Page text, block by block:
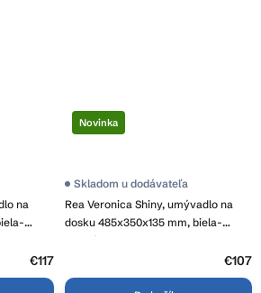
na
€117
Novinka
Rea Veronica Shiny, umývadlo na
dosku 485x350x135 mm, biela-
modrá, REA-U7890
Skladom u dodávateľa
€107